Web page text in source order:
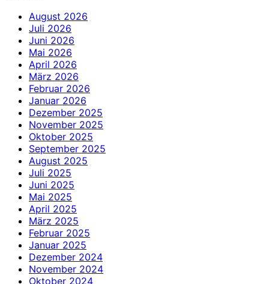
August 2026
Juli 2026
Juni 2026
Mai 2026
April 2026
März 2026
Februar 2026
Januar 2026
Dezember 2025
November 2025
Oktober 2025
September 2025
August 2025
Juli 2025
Juni 2025
Mai 2025
April 2025
März 2025
Februar 2025
Januar 2025
Dezember 2024
November 2024
Oktober 2024